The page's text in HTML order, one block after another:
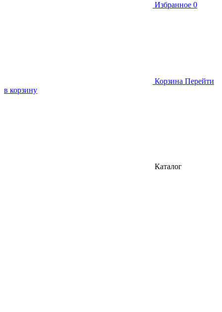
Избранное 0
Корзина Перейти
в корзину
Каталог